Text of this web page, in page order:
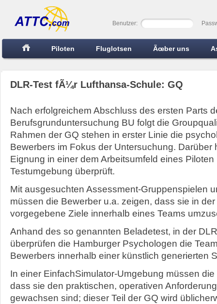
Benutzer:
Piloten Fluglotsen Ãœber uns
DLR-Test fÃ¼r Lufthansa-Schule: GQ
Nach erfolgreichem Abschluss des ersten Parts
Berufsgrunduntersuchung BU folgt die
Rahmen der GQ stehen in erster Linie die
Bewerbers im Fokus der Untersuchung. Darüber
Eignung in einer dem Arbeitsumfeld eines
Testumgebung überprüft.
Mit ausgesuchten Assessment-Gruppenspielen
müssen die Bewerber u.a. zeigen, dass sie in
vorgegebene Ziele innerhalb eines Teams
Anhand des so genannten Beladetest, in der
überprüfen die Hamburger Psychologen die
Bewerbers innerhalb einer künstlich generierten
In einer EinfachSimulator-Umgebung müssen
dass sie den praktischen, operativen
gewachsen sind; dieser Teil der GQ wird